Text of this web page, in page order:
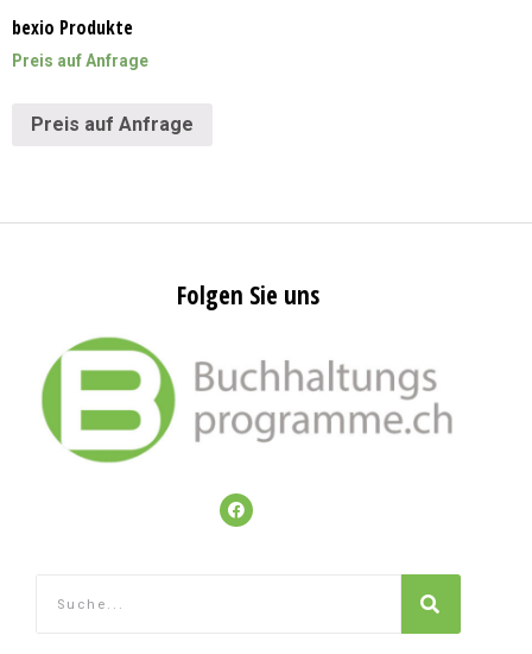
bexio Produkte
Preis auf Anfrage
Preis auf Anfrage
Folgen Sie uns